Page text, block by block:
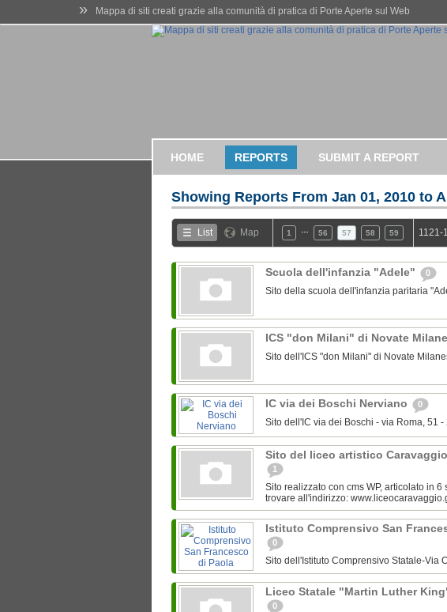
» Mappa di siti creati grazie alla comunità di pratica di Porte Aperte sul Web
HOME REPORTS SUBMIT A REPORT
Showing Reports From Jan 01, 2010 to
List Map 1 56 57 58 59 1121-
Scuola dell'infanzia "Adele" 0
Sito della scuola dell'infanzia paritaria
ICS "don Milani" di Novate
Sito dell'ICS "don Milani" di Novate
IC via dei Boschi Nerviano 0
Sito dell'IC via dei Boschi - via Roma, 51
Sito del liceo artistico
1
Sito realizzato con cms WP, articolato in
trovare all'indirizzo:
Istituto Comprensivo San
0
Sito dell'Istituto Comprensivo Statale-Via
Liceo Statale "Martin Luther
0